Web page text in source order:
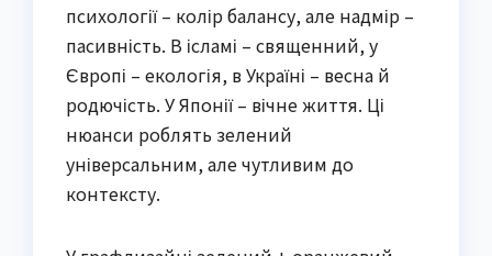
психології – колір балансу, але надмір –
пасивність. В ісламі – священний, у
Європі – екологія, в Україні – весна й
родючість. У Японії – вічне життя. Ці
нюанси роблять зелений
універсальним, але чутливим до
контексту.